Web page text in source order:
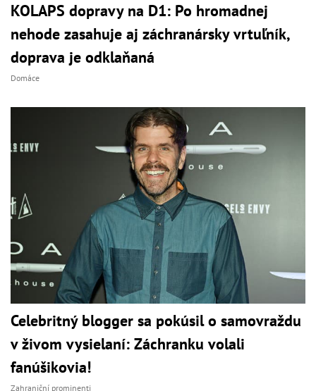
KOLAPS dopravy na D1: Po hromadnej
nehode zasahuje aj záchranársky vrtuľník,
doprava je odklaňaná
Domáce
Celebritný blogger sa pokúsil o samovraždu
v živom vysielaní: Záchranku volali
fanúšikovia!
Zahraniční prominenti